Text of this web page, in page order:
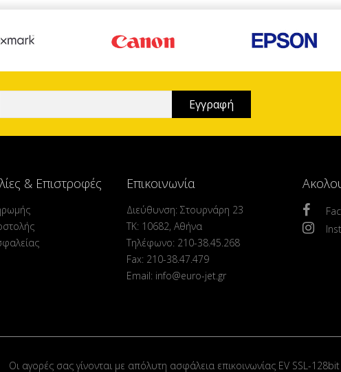
& Επιστροφές Επικοινωνία
Διεύθυνση: Στουρνάρη 23
ΤΚ: 10682, Αθήνα
Τηλέφωνο: 210-38.45.268
Fax: 210-38.47.479
Email: info@euro-jet.gr
Οι αγορές σας γίνονται με απόλυτη ασφάλεια επικοινωνίας EV SSL-